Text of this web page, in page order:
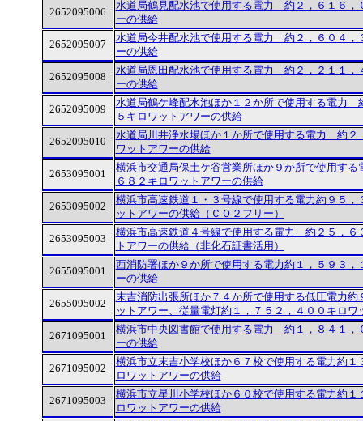
2652095006
水道局鶴見配水池で使用する電力 約２，６１６，
ーの供給
2652095007
水道局今井配水池で使用する電力 約２，６０４，
ーの供給
2652095008
水道局恩田配水池で使用する電力 約２，２１１，
ーの供給
2652095009
水道局鶴ケ峰配水池ほか１２か所で使用する電力
５キロワットアワーの供給
2652095010
水道局川井浄水場ほか１か所で使用する電力 約２
ワットアワーの供給
2653095001
横浜市交通局保土ケ谷営業所ほか９か所で使用す
６８２キロワットアワーの供給
2653095002
横浜市高速鉄道１・３号線で使用する電力約９５，
ットアワーの供給（ＣＯ２フリー）
2653095003
横浜市高速鉄道４号線で使用する電力 約２５，６
トアワーの供給（非化石証書活用）
2655095001
西消防署ほか９か所で使用する電力約１，５９３，
ーの供給
2655095002
末吉消防出張所ほか７４か所で使用する低圧電力約
ットアワー、従量電灯約１，７５２，４００キロワ
2671095001
横浜市中央図書館で使用する電力 約１，８４１，
ーの供給
2671095002
横浜市立末吉小学校ほか６７校で使用する電力約１
ロワットアワーの供給
2671095003
横浜市立星川小学校ほか６０校で使用する電力約１
ロワットアワーの供給